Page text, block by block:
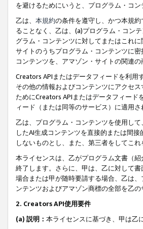
を避けるためにいうと、プログラム・コ
乙は、 本規約の条件を遵守し、かつ本規
ることなく、乙は、(a)プログラム・コン
グラム・コンテンツに対してまたはこれ
サイトのうちプログラム・コンテンツに
コンテンツを、アマゾン・サイトの関連
Creators APIまたはデータフィードを利
その他の情報およびコンテンツにアクセ
ためにCreators APIまたはデータフィー
ィード（または同等のサービス）に適用
乙は、プログラム・コンテンツを使用し
したAI生成コンテンツを直接的または間
しないものとし、また、第三者をしてこれ
本ライセンスは、乙がプログラム文書（
終了します。さらに、甲は、乙に対して
場合または甲が随時要請する場合、乙は
ンテンツおよびアマゾン商標の全部を乙
2. Creators API使用要件
(a) 説明： 本ライセンスに基づき、甲は乙